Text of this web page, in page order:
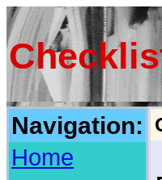
Navigation:
Home